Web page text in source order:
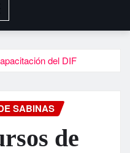
del DIF
SABINAS
de